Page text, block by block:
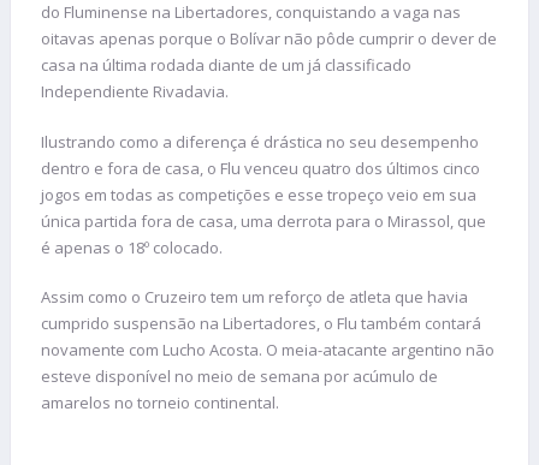
do Fluminense na Libertadores, conquistando a vaga nas
oitavas apenas porque o Bolívar não pôde cumprir o dever de
casa na última rodada diante de um já classificado
Independiente Rivadavia.
Ilustrando como a diferença é drástica no seu desempenho
dentro e fora de casa, o Flu venceu quatro dos últimos cinco
jogos em todas as competições e esse tropeço veio em sua
única partida fora de casa, uma derrota para o Mirassol, que
é apenas o 18º colocado.
Assim como o Cruzeiro tem um reforço de atleta que havia
cumprido suspensão na Libertadores, o Flu também contará
novamente com Lucho Acosta. O meia-atacante argentino não
esteve disponível no meio de semana por acúmulo de
amarelos no torneio continental.